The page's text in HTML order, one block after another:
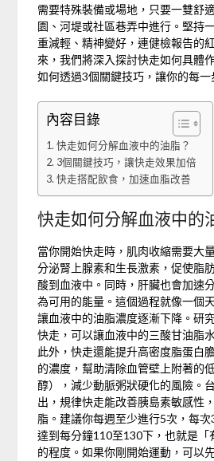
需要特殊裝備或場地，只要一雙舒
園、河堤或社區巷弄中進行。堅持
重減輕、精神變好，連健檢報告的
來，我們將深入探討快走如何具體
如何透過3個關鍵技巧，讓你的每一
內容目錄
快走如何分解血液中的油脂？
3個關鍵技巧，讓快走效果加倍
快走搭配飲食，加速血脂改善
快走如何分解血液中的
當你開始快走時，肌肉收縮需要大
分泌腎上腺素和生長激素，促使脂
酸到血液中。同時，肝臟也會加速
為可用的能量。這個過程就像一個
讓血液中的油脂濃度逐漸下降。研
快走，可以讓血液中的三酸甘油脂
此外，快走還能提升高密度脂蛋白
的濃度，幫助清除血管壁上附著的
醇），減少動脈粥狀硬化的風險。
出，規律快走能改善胰島素敏感性
脂。建議你每週至少進行5次，每
達到每分鐘110至130下，也就是「
的程度。如果你剛開始運動，可以